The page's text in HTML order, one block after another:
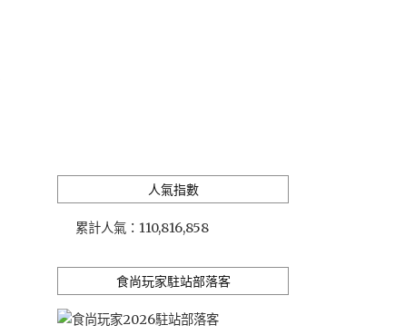
人氣指數
累計人氣： 110,816,858
食尚玩家駐站部落客